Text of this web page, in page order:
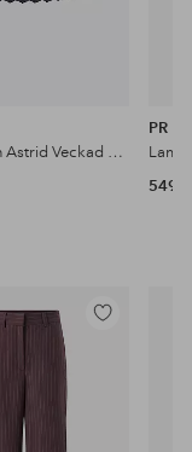
Lampskärm Astrid Veckad 35 cm
PR
549
Lägg